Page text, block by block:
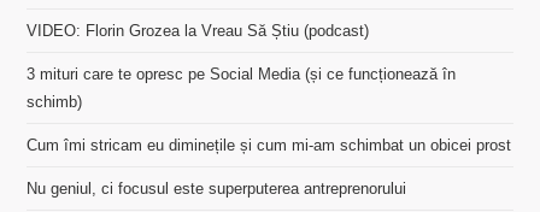
VIDEO: Florin Grozea la Vreau Să Știu (podcast)
3 mituri care te opresc pe Social Media (și ce funcționează în
schimb)
Cum îmi stricam eu diminețile și cum mi-am schimbat un obicei prost
Nu geniul, ci focusul este superputerea antreprenorului